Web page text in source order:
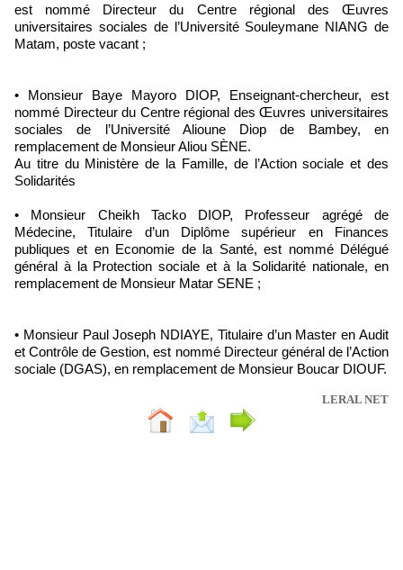
est nommé Directeur du Centre régional des Œuvres
universitaires sociales de l’Université Souleymane NIANG de
Matam, poste vacant ;
• Monsieur Baye Mayoro DIOP, Enseignant-chercheur, est
nommé Directeur du Centre régional des Œuvres universitaires
sociales de l’Université Alioune Diop de Bambey, en
remplacement de Monsieur Aliou SÈNE.
Au titre du Ministère de la Famille, de l’Action sociale et des
Solidarités
• Monsieur Cheikh Tacko DIOP, Professeur agrégé de
Médecine, Titulaire d’un Diplôme supérieur en Finances
publiques et en Economie de la Santé, est nommé Délégué
général à la Protection sociale et à la Solidarité nationale, en
remplacement de Monsieur Matar SENE ;
• Monsieur Paul Joseph NDIAYE, Titulaire d’un Master en Audit
et Contrôle de Gestion, est nommé Directeur général de l’Action
sociale (DGAS), en remplacement de Monsieur Boucar DIOUF.
LERAL NET